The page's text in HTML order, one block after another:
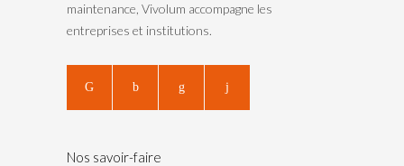
maintenance, Vivolum accompagne les
entreprises et institutions.
Nos savoir-faire